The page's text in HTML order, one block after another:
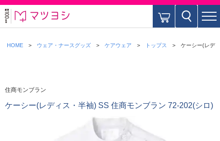
HOME ウェア・ナースグッズ ケアウェア トップス ケーシー(レデ
住商モンブラン
ケーシー(レディス・半袖) SS 住商モンブラン 72-202(シロ)